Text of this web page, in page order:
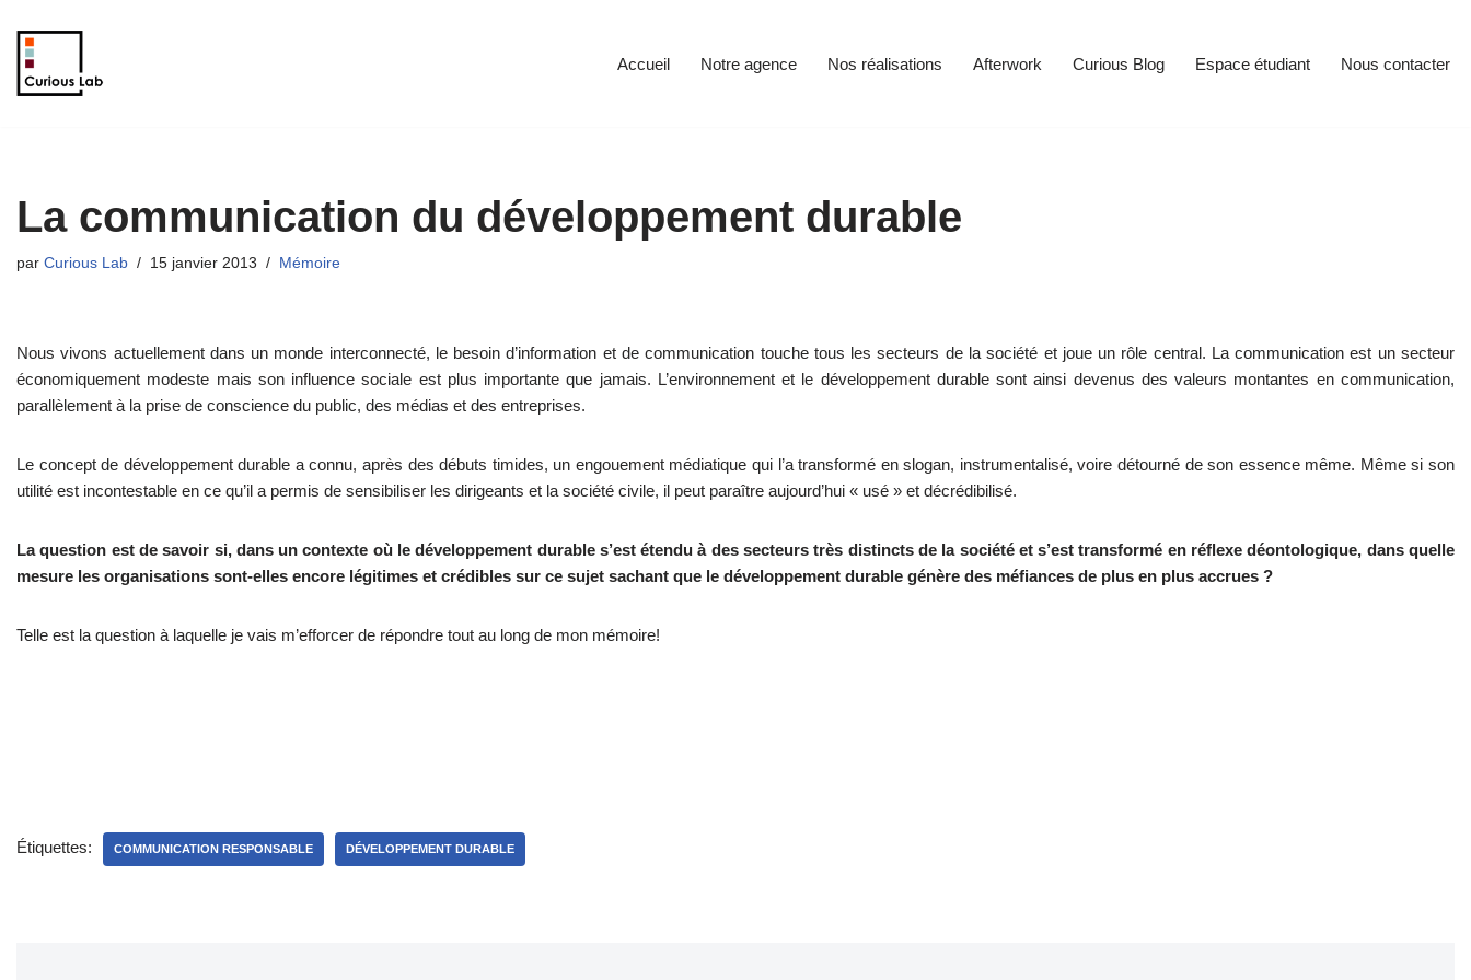
Aller
au
Accueil Notre agence Nos réalisations Afterwork Curious Blog Espace étudiant Nous contacter
La communication du développement durable
par Curious Lab 15 janvier 2013 Mémoire
Nous vivons actuellement dans un monde interconnecté, le besoin d’information et de communication touche tous les secteurs de la société et joue un rôle central. La communication est un secteur
économiquement modeste mais son influence sociale est plus importante que jamais. L’environnement et le développement durable sont ainsi devenus des valeurs montantes en communication,
parallèlement à la prise de conscience du public, des médias et des entreprises.
Le concept de développement durable a connu, après des débuts timides, un engouement médiatique qui l’a transformé en slogan, instrumentalisé, voire détourné de son essence même. Même si son
utilité est incontestable en ce qu’il a permis de sensibiliser les dirigeants et la société civile, il peut paraître aujourd’hui « usé » et décrédibilisé.
La question est de savoir si, dans un contexte où le développement durable s’est étendu à des secteurs très distincts de la société et s’est transformé en réflexe déontologique, dans quelle
mesure les organisations sont-elles encore légitimes et crédibles sur ce sujet sachant que le développement durable génère des méfiances de plus en plus accrues ?
Telle est la question à laquelle je vais m’efforcer de répondre tout au long de mon mémoire!
Étiquettes: COMMUNICATION RESPONSABLE DÉVELOPPEMENT DURABLE